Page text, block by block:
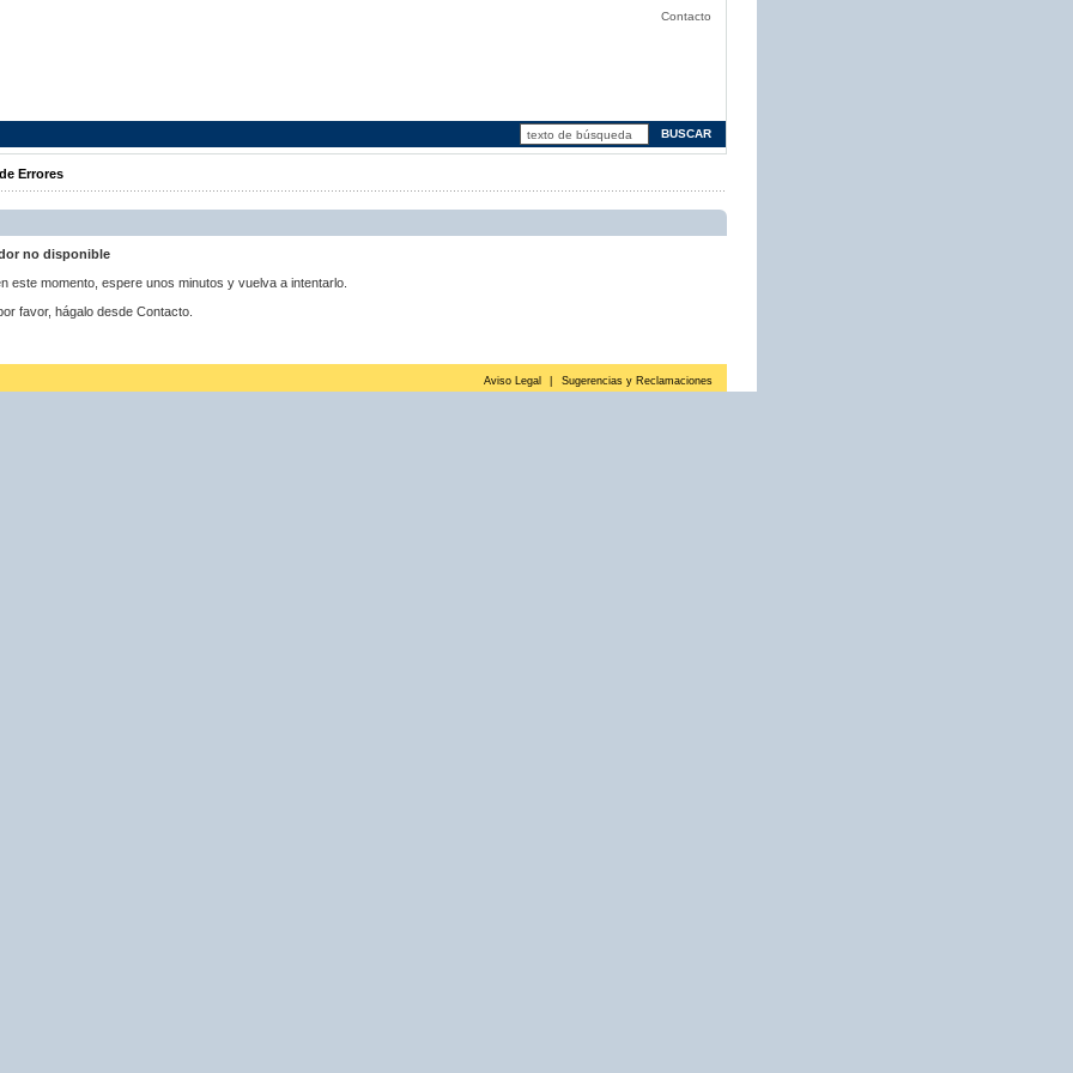
Contacto
Errores
no disponible
este momento, espere unos minutos y vuelva a intentarlo.
favor, hágalo desde Contacto.
Aviso Legal Sugerencias y Reclamaciones